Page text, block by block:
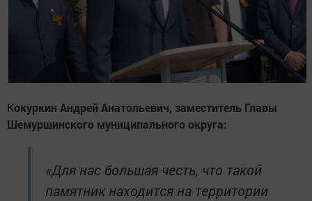
Кокуркин Андрей Анатольевич, заместитель Главы
Шемуршинского муниципального округа:
«Для нас большая честь, что такой
памятник находится на территории